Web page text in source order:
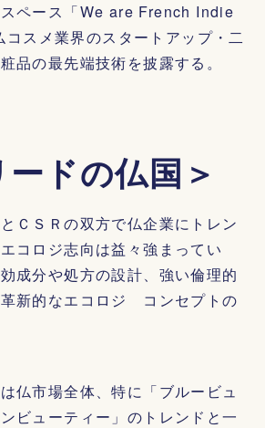
ペース「We are French Indie
スメ業界のスタートアップ・二
品の最先端技術を披露する。
ードの仏国＞
ＣＳＲの双方で仏企業にトレン
コロジ志向は益々強まってい
成分や処方の設計、強い倫理的
新的なエコロジ コンセプトの
仏市場全体、特に「ブルービュ
ビューティー」のトレンドと一